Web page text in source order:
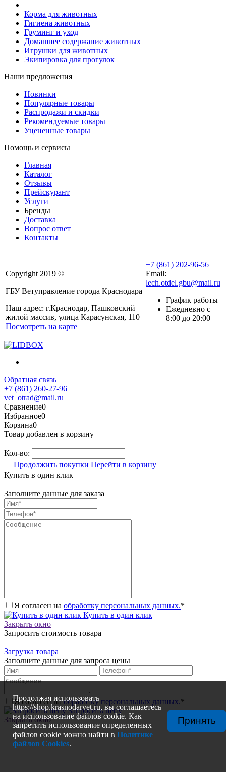
Продолжая использовать
https://shop.krasnodarvet.ru, вы соглашаетесь
на использование файлов cookie. Как
запретить использование определенных
файлов cookie можно найти в Политике
файлов Cookies.
Принять
Корма для животных
Гигиена животных
Груминг и уход
Домашнее содержание животных
Игрушки для животных
Экипировка для прогулок
Наши предложения
Новинки
Популярные товары
Распродажи и скидки
Рекомендуемые товары
Уцененные товары
Помощь и сервисы
Главная
Каталог
Отзывы
Прейскурант
Услуги
Бренды
Доставка
Вопрос ответ
Контакты
Copyright 2019 ©
ГБУ Ветуправление города Краснодара
Наш адрес: г.Краснодар, Пашковский
жилой массив, улица Карасунская, 110
Посмотреть на карте
+7 (861) 202-96-56
Email:
lech.otdel.gbu@mail.ru
График работы
Ежедневно с
8:00 до 20:00
Обратная связь
+7 (861) 260-27-96
vet_otrad@mail.ru
Сравнение0
Избранное0
Корзина0
Товар добавлен в корзину
Кол-во:
Продолжить покупки Перейти в корзину
Купить в один клик
Заполните данные для заказа
Я согласен на обработку персональных данных.*
Купить в один клик
Закрыть окно
Запросить стоимость товара
Загрузка товара
Заполните данные для запроса цены
Я согласен наобработку персональных данных.*
Запросить цену
Закрыть окно